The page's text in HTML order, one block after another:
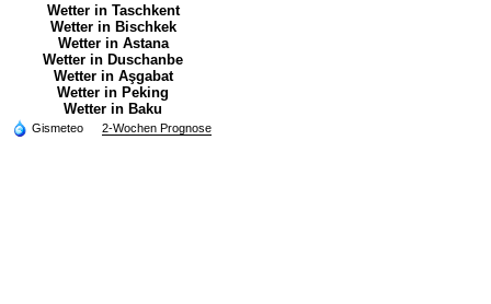
Wetter in Taschkent
Wetter in Bischkek
Wetter in Astana
Wetter in Duschanbe
Wetter in Aşgabat
Wetter in Peking
Wetter in Baku
Gismeteo 2-Wochen Prognose